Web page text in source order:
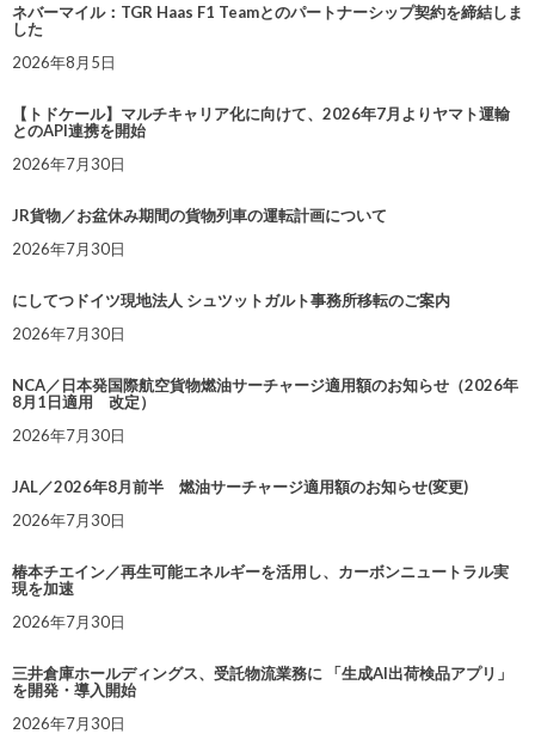
ネバーマイル：TGR Haas F1 Teamとのパートナーシップ契約を締結しま
した
2026年8月5日
【トドケール】マルチキャリア化に向けて、2026年7月よりヤマト運輸
とのAPI連携を開始
2026年7月30日
JR貨物／お盆休み期間の貨物列車の運転計画について
2026年7月30日
にしてつドイツ現地法人 シュツットガルト事務所移転のご案内
2026年7月30日
NCA／日本発国際航空貨物燃油サーチャージ適用額のお知らせ（2026年
8月1日適用 改定）
2026年7月30日
JAL／2026年8月前半 燃油サーチャージ適用額のお知らせ(変更)
2026年7月30日
椿本チエイン／再生可能エネルギーを活用し、カーボンニュートラル実
現を加速
2026年7月30日
三井倉庫ホールディングス、受託物流業務に 「生成AI出荷検品アプリ」
を開発・導入開始
2026年7月30日